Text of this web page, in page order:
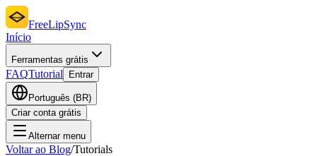
FreeLipSync
Início
Ferramentas grátis
FAQTutorial Entrar
Português (BR)
Criar conta grátis
Alternar menu
Voltar ao Blog/Tutorials